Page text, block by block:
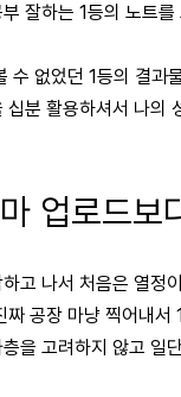
잘하는 1등의 노트
수 없었던 1등의 결과
십분 활용하셔서 나의
업로드보
고 나서 처음은 열정
짜 공장 마냥 찍어내
을 고려하지 않고 일